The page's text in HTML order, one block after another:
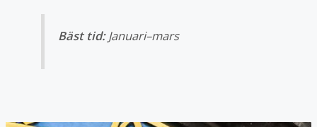
Bäst tid:Januari–mars